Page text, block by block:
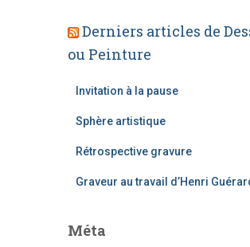
a
i
l
Derniers articles de
ou Peinture
Invitation à la pause
Sphère artistique
Rétrospective gravure
Graveur au travail d’Henri
Méta